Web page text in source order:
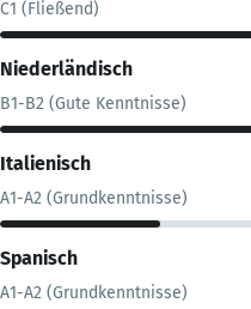
C1 (Fließend)
Niederländisch
B1-B2 (Gute Kenntnisse)
Italienisch
A1-A2 (Grundkenntnisse)
Spanisch
A1-A2 (Grundkenntnisse)